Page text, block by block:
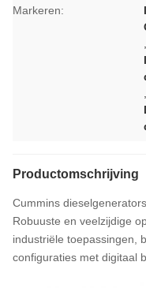
Markeren:
Productomschrijving
Cummins
Robuuste en veelzijdige
industriële toepassingen,
configuraties met digitaal